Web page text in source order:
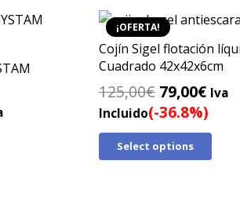
¡OFERTA!
Cojín Sigel flotación
Cuadrado 42x42x6cm
125,00€ El
precio
original
era:
79,00€El
actual
Iva
Incluido(-36.8%)
Select options